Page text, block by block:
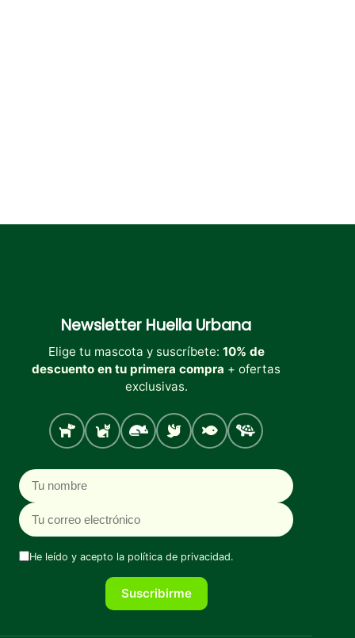
Newsletter Huella Urbana
Elige tu mascota y suscríbete: 10% de
descuento en tu primera compra + ofertas
exclusivas.
Perro Gato Roedores
Aves PecesTortugas
Nombre
Correo electrónico
He leído y acepto la política de privacidad.
Suscribirme